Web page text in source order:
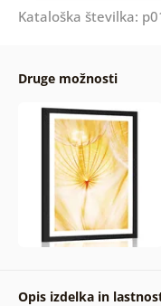
Kataloška številka:
Druge možnosti
Opis izdelka in